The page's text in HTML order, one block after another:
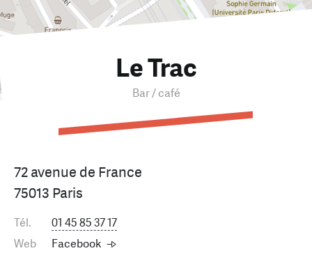
Le Trac
Bar / café
72 avenue de France
75013 Paris
Tél.
01 45 85 37 17
Web
Facebook